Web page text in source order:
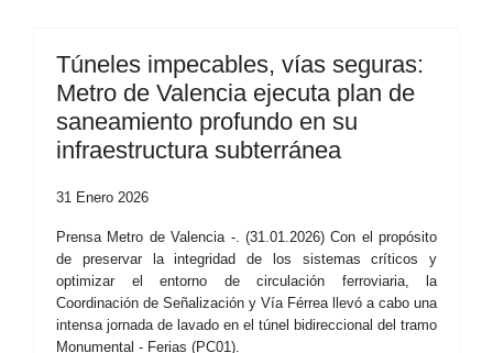
Túneles impecables, vías seguras:
Metro de Valencia ejecuta plan de
saneamiento profundo en su
infraestructura subterránea
31 Enero 2026
Prensa Metro de Valencia -. (31.01.2026) Con el propósito
de preservar la integridad de los sistemas críticos y
optimizar el entorno de circulación ferroviaria, la
Coordinación de Señalización y Vía Férrea llevó a cabo una
intensa jornada de lavado en el túnel bidireccional del tramo
Monumental - Ferias (PC01).